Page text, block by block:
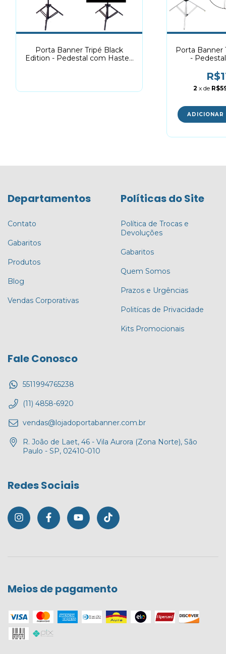
Porta Banner Tripé Black
Edition - Pedestal com Hastes
Porta Banner
-
2 x de
ADICIONAR
Departamentos
Contato
Gabaritos
Produtos
Blog
Vendas Corporativas
Políticas do Site
Política de Trocas e
Devoluções
Gabaritos
Quem Somos
Prazos e Urgências
Politícas de Privacidade
Kits Promocionais
Fale Conosco
5511994765238
(11) 4858-6920
vendas@lojadoportabanner.com.br
R. João de Laet, 46 - Vila Aurora (Zona Norte), São
Paulo - SP, 02410-010
Redes Sociais
Meios de pagamento